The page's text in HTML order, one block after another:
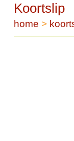
Koortslip
home >